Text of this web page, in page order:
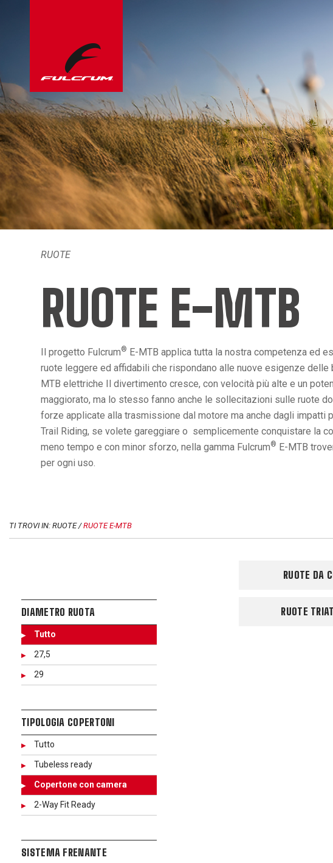
RUOTE
RUOTE E-MTB
Il progetto Fulcrum® E-MTB applica tutta la nostra competenza ed
ruote leggere ed affidabili che rispondano alle nuove esigenze delle
MTB elettriche Il divertimento cresce, con velocità più alte e un
maggiorato, ma lo stesso fanno anche le sollecitazioni sulle ruote
forze applicate alla trasmissione dal motore ma anche dagli impatti
Trail Riding, se volete gareggiare o semplicemente conquistare la
meno tempo e con minor sforzo, nella gamma Fulcrum® E-MTB
per ogni uso.
TI TROVI IN: RUOTE /RUOTE E-MTB
DIAMETRO RUOTA
Tutto
27,5
29
TIPOLOGIA COPERTONI
Tutto
Tubeless ready
Copertone con camera
2-Way Fit Ready
SISTEMA FRENANTE
RUOTE DA
RUOTE